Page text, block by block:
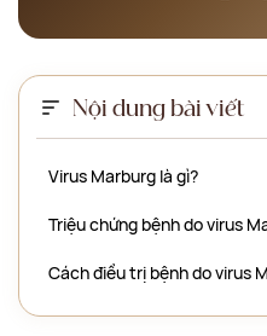
Nội dung bài viết
Virus Marburg là gì?
Triệu chứng bệnh do virus
Cách điều trị bệnh do virus